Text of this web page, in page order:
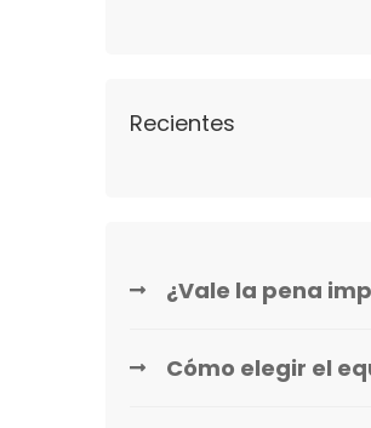
Recientes
¿Vale la pena
Cómo elegir el